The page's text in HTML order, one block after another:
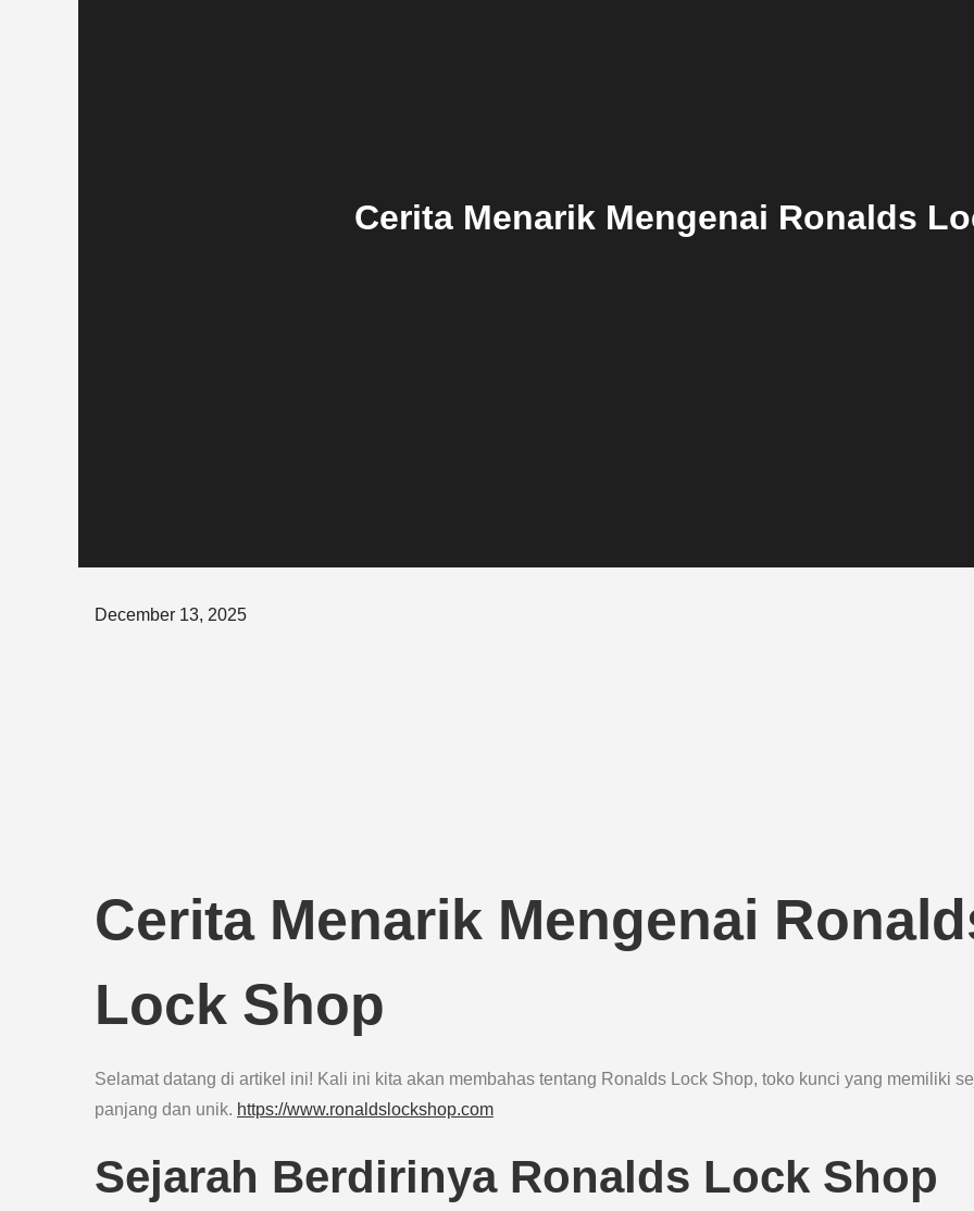
Cerita Menarik Mengenai Ronalds
Posted
December 13, 2025
Cerita Menarik Mengenai
Lock Shop
Selamat datang di artikel ini! Kali ini kita akan membahas tentang Ronalds Lock Shop, toko kunci yang memiliki
panjang dan unik. https://www.ronaldslockshop.com
Sejarah Berdirinya Ronalds Lock Shop